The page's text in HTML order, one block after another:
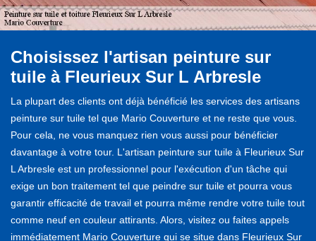
Choisissez l'artisan peinture sur
tuile à Fleurieux Sur L Arbresle
La plupart des clients ont déjà bénéficié les services des artisans
peinture sur tuile tel que Mario Couverture et ne reste que vous.
Pour cela, ne vous manquez rien vous aussi pour bénéficier
davantage à votre tour. L'artisan peinture sur tuile à Fleurieux Sur
L Arbresle est un professionnel pour l'exécution d'un tâche qui
exige un bon traitement tel que peindre sur tuile et pourra vous
garantir efficacité de travail et pourra même rendre votre tuile tout
comme neuf en couleur attirants. Alors, visitez ou faites appels
immédiatement Mario Couverture qui se situe dans Fleurieux Sur